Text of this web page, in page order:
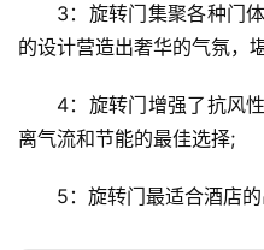
门
生
3：旋转门集聚各种门
的设计营造出奢华的气氛，
4：旋转门增强了抗风
离气流和节能的最佳选择;
5：旋转门最适合酒店的